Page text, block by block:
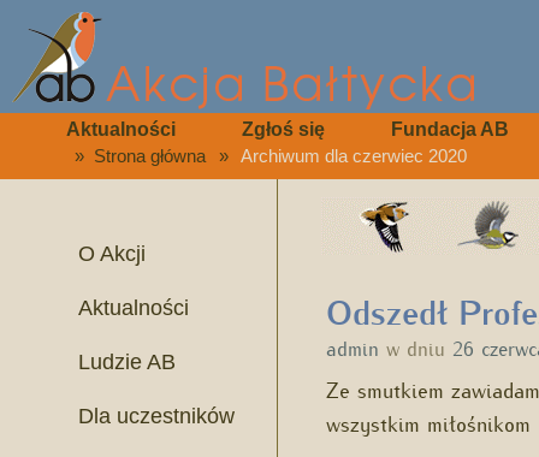
Aktualności Zgłoś się Fundacja AB
» Strona główna » Archiwum dla czerwiec 2020
O Akcji
Aktualności
Ludzie AB
Dla uczestników
Odszedł
admin w dniu 26
Ze smutkiem
wszystkim